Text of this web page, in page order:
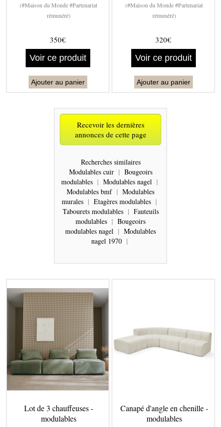
(#Maison du Monde #Partenariat
rémunéré)
350€
Voir ce produit
Ajouter au panier
(#Maison du Monde #Partenariat
rémunéré)
320€
Voir ce produit
Ajouter au panier
Recevoir les dernières
annonces de cette page
Recherches similaires
Modulables cuir | Bougeoirs
modulables | Modulables nagel |
Modulables bmf | Modulables
murales | Etagères modulables |
Tabourets modulables | Fauteuils
modulables | Bougeoirs
modulables nagel | Modulables
nagel 1970 |
Lot de 3 chauffeuses -
modulables
Canapé d'angle en chenille -
modulables